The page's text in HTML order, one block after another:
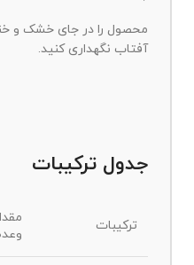
محصول را در جای خشک و
آفتاب نگهداری کنید.
جدول ترکیبات
ترکیبات